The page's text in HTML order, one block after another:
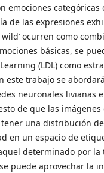
emociones categóricas
de las expresiones
ocurren como
básicas, se
(LDL) como
este trabajo se
neuronales livianas
de que las
una distribución
en un espacio de
determinado por la
puede aprovechar la